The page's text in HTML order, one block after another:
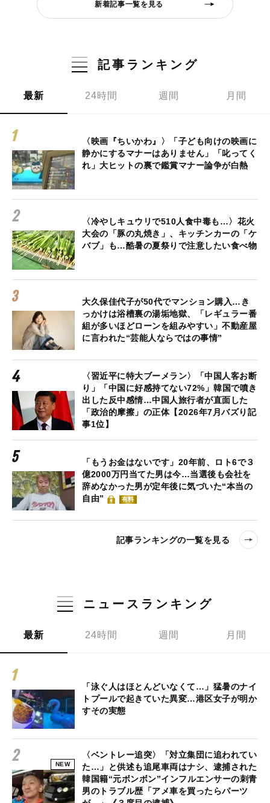
新着記事一覧を見る
記事ランキング
最新 24時間 週間 月間
〈映画『ちいかわ』〉「子ども向けの映画に
静かにするマナーはありません」「叱ってく
れ」大ヒットの裏で鑑賞マナー論争が白熱
〈冷やしキュウリで510人食中毒も…〉花火
大会の「豚の丸焼き」、キッチンカーの「ケ
バブ」も…酷暑の夏祭りで注意したい食べ物
大久保佳代子が50代でマンション購入…き
っかけは浴槽裏の湯垢地獄、「レギュラー番
組が多いほどローンを組みやすい」不動産屋
に言われた“芸能人ならではの事情”
〈習近平に特大ブーメラン〉「中国人客お断
り」「中国に好感持てない72%」韓国で噴き
出した反中感情…中国人旅行者が直面した
「政治的摩擦」の正体【2026年7月バズり記
事1位】
「もうお金はないです」20年前、ロト6で３
億2000万円当てた男は今…当選後も会社を
辞めなかった男が定年後に気づいた“本当の
自由”
有料
記事ランキングの一覧を見る
ニュースランキング
最新 24時間 週間 月間
「泳ぐ人はほとんどいなくて…」猛暑のナイ
トプールで起きていた異変…港区女子が明か
すその実態
NEW
〈ベントレー追突〉「対立集団に追われてい
た…」と供述も追尾車両はナシ、逮捕された
韓国籍“元ボンボン”インフルエンサーの刺青
男のトラブル歴「アメ車を買ったらパーツ